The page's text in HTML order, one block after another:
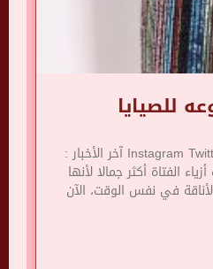
للصيايا
Instagram Twitter Snapchat Youtube آخر الأخبار :
أصبحت أزياء الفتاة أكثر جمالا لأنها
في نفس الوقت، الآن